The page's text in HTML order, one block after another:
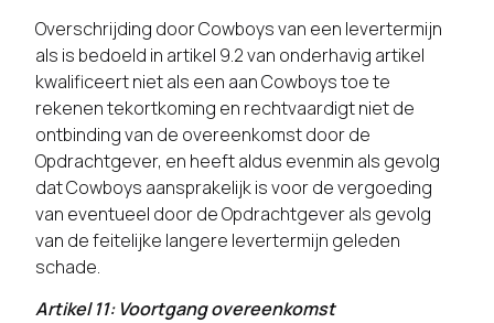
Overschrijding door Cowboys van een levertermijn
als is bedoeld in artikel 9.2 van onderhavig artikel
kwalificeert niet als een aan Cowboys toe te
rekenen tekortkoming en rechtvaardigt niet de
ontbinding van de overeenkomst door de
Opdrachtgever, en heeft aldus evenmin als gevolg
dat Cowboys aansprakelijk is voor de vergoeding
van eventueel door de Opdrachtgever als gevolg
van de feitelijke langere levertermijn geleden
schade.
Artikel 11: Voortgang overeenkomst